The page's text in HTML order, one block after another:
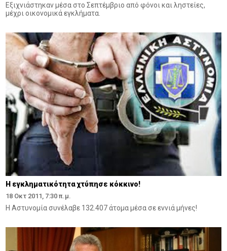
Εξιχνιάστηκαν μέσα στο Σεπτέμβριο από φόνοι και ληστείες,
μέχρι οικονομικά εγκλήματα.
Η εγκληματικότητα χτύπησε κόκκινο!
18 Οκτ 2011, 7:30 π.μ.
Η Αστυνομία συνέλαβε 132.407 άτομα μέσα σε εννιά μήνες!